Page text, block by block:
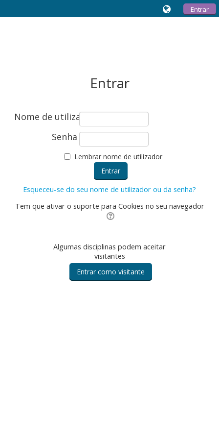
Entrar
Entrar
Nome de utilizador
Senha
Lembrar nome de utilizador
Esqueceu-se do seu nome de utilizador ou da senha?
Tem que ativar o suporte para Cookies no seu navegador
Algumas disciplinas podem aceitar
visitantes